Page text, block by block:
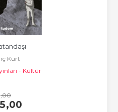
Kurt
- Kültür
,00
,00